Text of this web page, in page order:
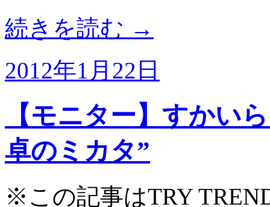
続きを読む →
2012年1月22日
【モニター】すかい
卓のミカタ”
※この記事はTRY